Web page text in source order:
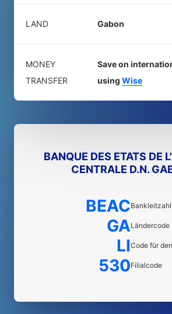
LAND Gabon
MONEY
TRANSFER
Save on
using Wise
BANQUE DES ETATS DE
CENTRALE D.N.
BEACBankleitzahl
GALändercode
LICode für
530Filialcode